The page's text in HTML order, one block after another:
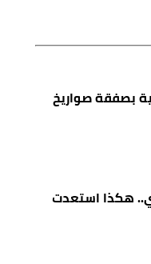
بصفقة صواريخ
هكذا استعدت